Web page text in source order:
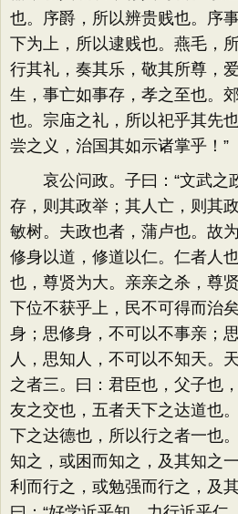
也。序爵，所以辨贵贱也。序
下为上，所以逮贱也。燕毛，
行其礼，奏其乐，敬其所尊，
生，事亡如事存，孝之至也。
也。宗庙之礼，所以祀乎其先
尝之义，治国其如示诸掌乎！”
哀公问政。子曰：“文武之
存，则其政举；其人亡，则其
敏树。夫政也者，蒲卢也。故
修身以道，修道以仁。仁者人
也，尊贤为大。亲亲之杀，尊
下位不获乎上，民不可得而治
身；思修身，不可以不事亲；
人，思知人，不可以不知天。
之者三。曰：君臣也，父子也
友之交也，五者天下之达道也
下之达德也，所以行之者一也
知之，或困而知之，及其知之
利而行之，或勉强而行之，及